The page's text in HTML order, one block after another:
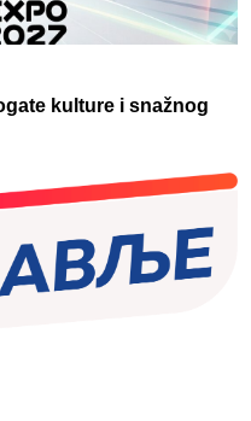
kulture i snažnog